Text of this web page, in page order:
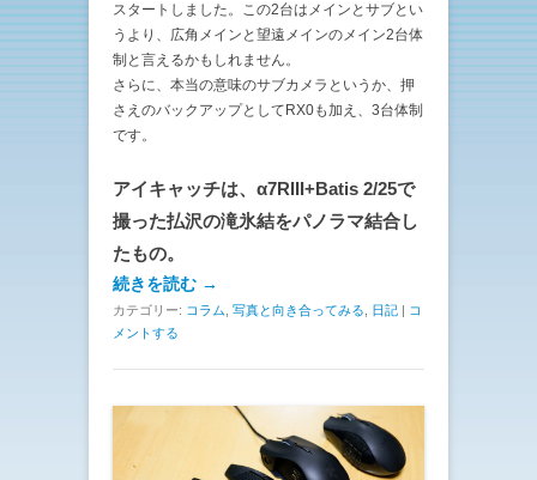
スタートしました。この2台はメインとサブとい
うより、広角メインと望遠メインのメイン2台体
制と言えるかもしれません。
さらに、本当の意味のサブカメラというか、押
さえのバックアップとしてRX0も加え、3台体制
です。
アイキャッチは、α7RIII+Batis 2/25で
撮った払沢の滝氷結をパノラマ結合し
たもの。
続きを読む →
カテゴリー: コラム 写真と向き合ってみる 日記 | コ
メントする